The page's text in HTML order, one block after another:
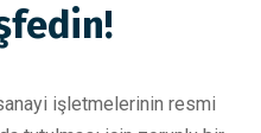
işletmelerinin resmi